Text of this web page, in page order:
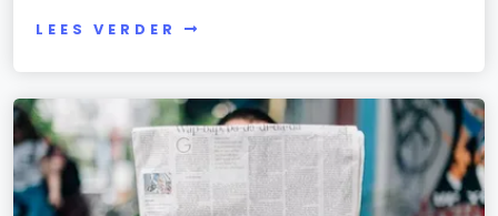
LEES VERDER